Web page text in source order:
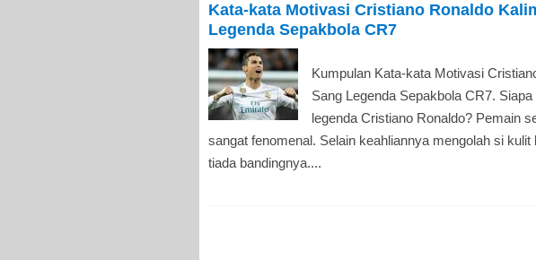
Kata-kata Motivasi Cristiano Ronaldo
Legenda Sepakbola CR7
Kumpulan Kata-kata Motivasi
Sang Legenda Sepakbola CR7.
legenda Cristiano Ronaldo? Pemain
sangat fenomenal. Selain keahliannya mengolah si
tiada bandingnya....